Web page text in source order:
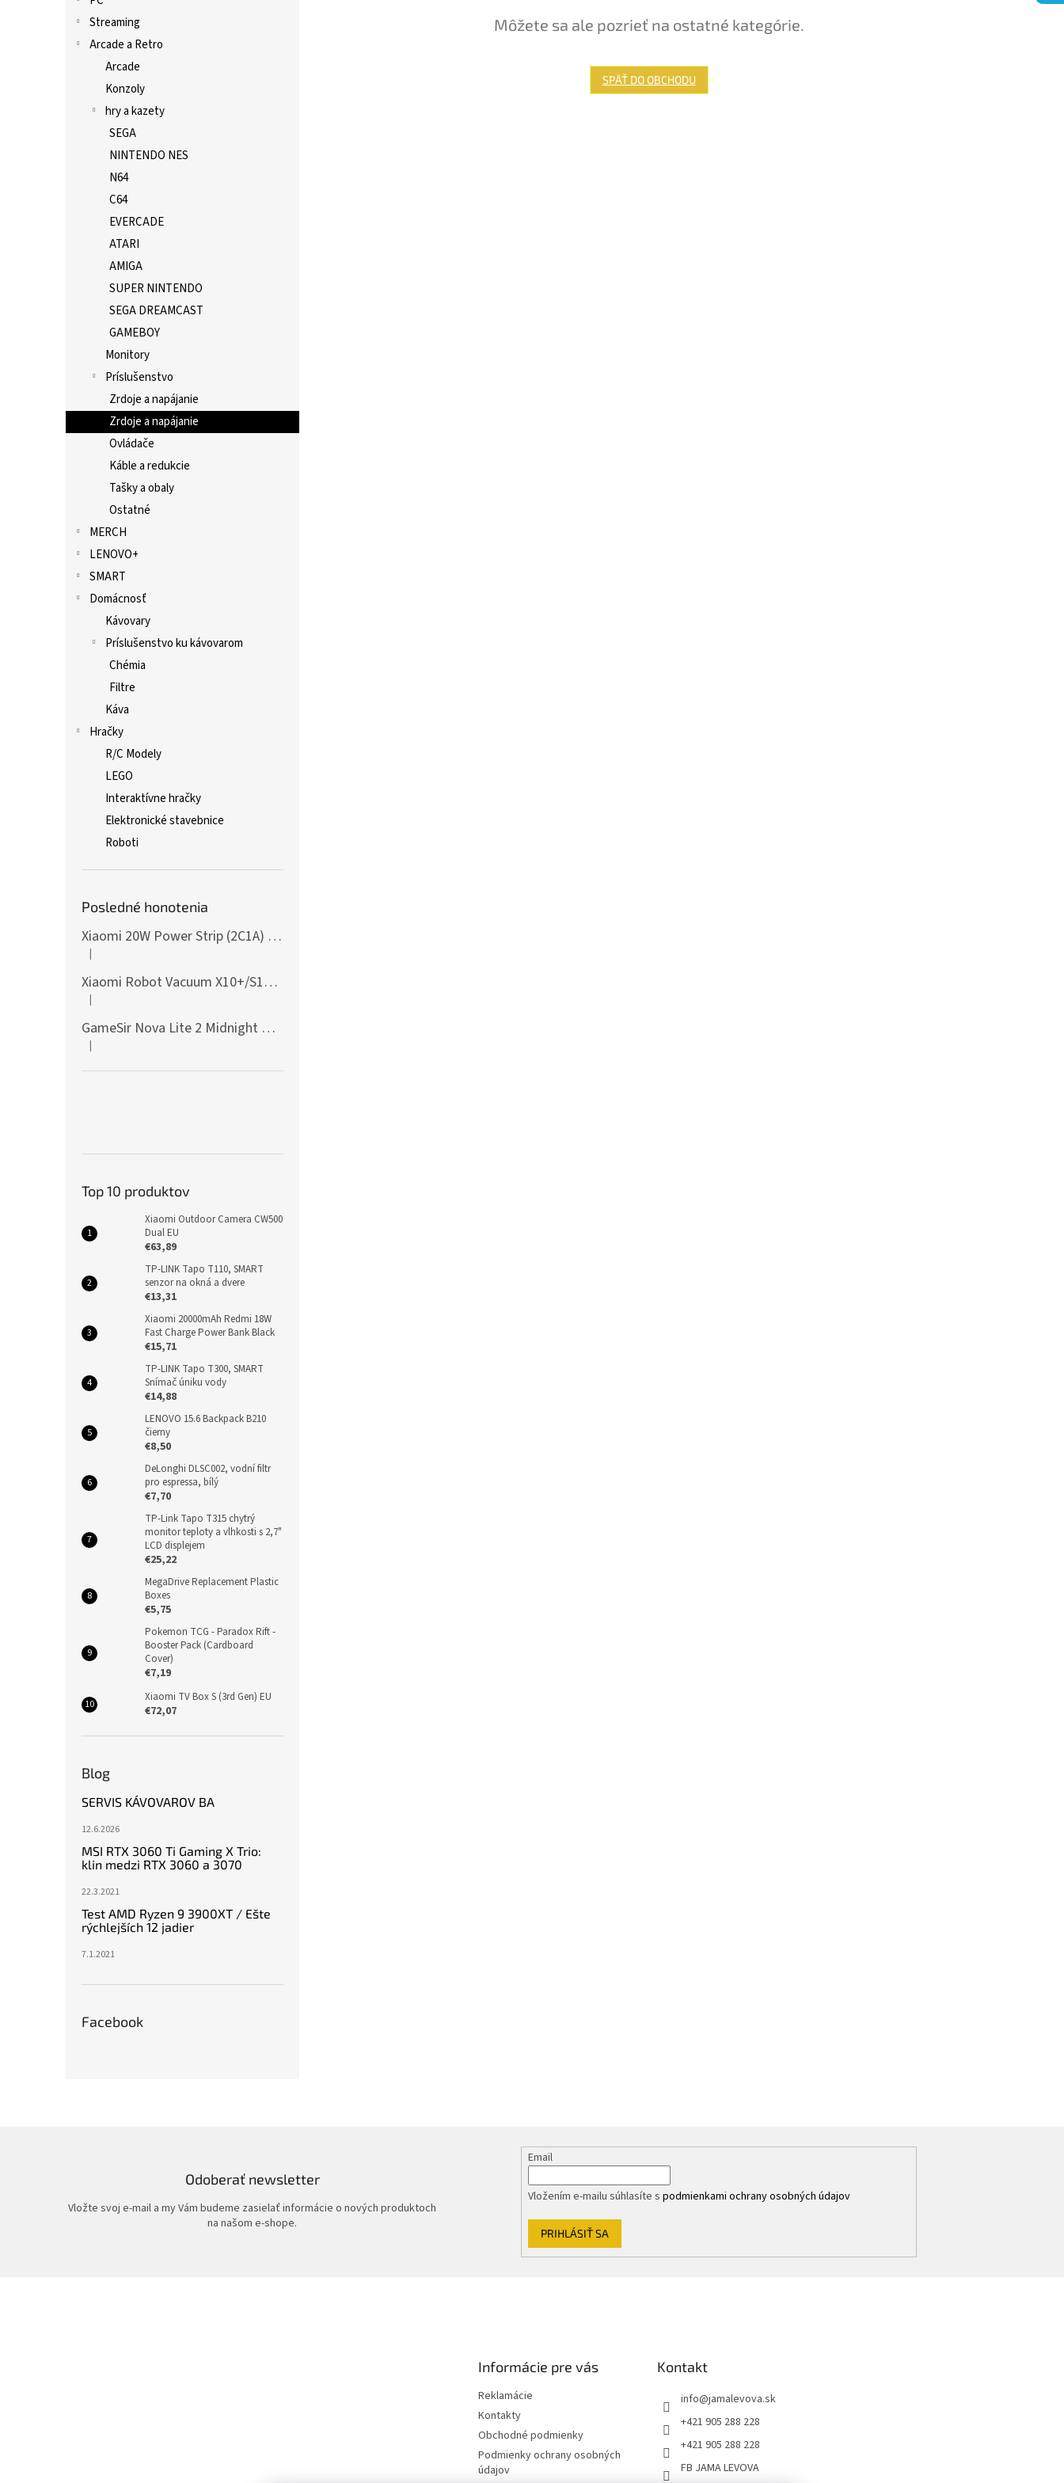
Streaming
Arcade a Retro
Arcade
Konzoly
hry a kazety
SEGA
NINTENDO NES
N64
C64
EVERCADE
ATARI
AMIGA
SUPER NINTENDO
SEGA DREAMCAST
GAMEBOY
Monitory
Príslušenstvo
Zrdoje a napájanie
Zrdoje a napájanie
Ovládače
Káble a redukcie
Tašky a obaly
Ostatné
MERCH
LENOVO+
SMART
Domácnosť
Kávovary
Príslušenstvo ku kávovarom
Chémia
Filtre
Káva
Hračky
R/C Modely
LEGO
Interaktívne hračky
Elektronické stavebnice
Roboti
Posledné honotenia
Xiaomi 20W Power Strip (2C1A) EU
Hodnotenie produktu je 5 z 5 hviezdičiek.
|
Xiaomi Robot Vacuum X10+/S10+/X10/X20+ Side Brush
Hodnotenie produktu je 5 z 5 hviezdičiek.
|
GameSir Nova Lite 2 Midnight Gray
Hodnotenie produktu je 5 z 5 hviezdičiek.
|
Top 10 produktov
Xiaomi Outdoor Camera CW500
Dual EU
€63,89
TP-LINK Tapo T110, SMART
senzor na okná a dvere
€13,31
Xiaomi 20000mAh Redmi 18W
Fast Charge Power Bank Black
€15,71
TP-LINK Tapo T300, SMART
Snímač úniku vody
€14,88
LENOVO 15.6 Backpack B210
čierny
€8,50
DeLonghi DLSC002, vodní filtr
pro espressa, bílý
€7,70
TP-Link Tapo T315 chytrý
monitor teploty a vlhkosti s 2,7"
LCD displejem
€25,22
MegaDrive Replacement Plastic
Boxes
€5,75
Pokemon TCG - Paradox Rift -
Booster Pack (Cardboard
Cover)
€7,19
Xiaomi TV Box S (3rd Gen) EU
€72,07
Blog
SERVIS KÁVOVAROV BA
12.6.2026
MSI RTX 3060 Ti Gaming X Trio:
klin medzi RTX 3060 a 3070
22.3.2021
Test AMD Ryzen 9 3900XT / Ešte
rýchlejších 12 jadier
7.1.2021
Facebook
Môžete sa ale pozrieť na ostatné kategórie.
SPÄŤ DO OBCHODU
Odoberať newsletter
Vložte svoj e-mail a my Vám budeme zasielať informácie o nových produktoch
na našom e-shope.
Email
Vložením e-mailu súhlasíte spodmienkami ochrany osobných údajov
PRIHLÁSIŤ SA
Informácie pre vás
Reklamácie
Kontakty
Obchodné podmienky
Podmienky ochrany osobných
údajov
Kontakt
info@jamalevova.sk
+421 905 288 228
+421 905 288 228
FB JAMA LEVOVA